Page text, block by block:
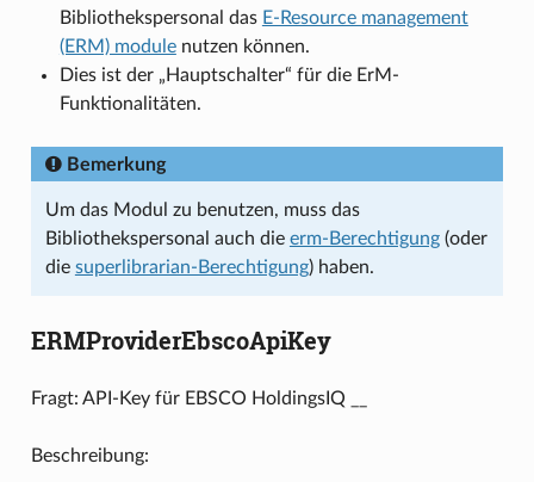
Bibliothekspersonal das E-Resource management
(ERM) modulenutzen können.
Dies ist der „Hauptschalter“ für die ErM-
Funktionalitäten.
Bemerkung
Um das Modul zu benutzen, muss das
Bibliothekspersonal auch die erm-Berechtigung(oder
die superlibrarian-Berechtigung) haben.
ERMProviderEbscoApiKey
Fragt: API-Key für EBSCO HoldingsIQ __
Beschreibung: